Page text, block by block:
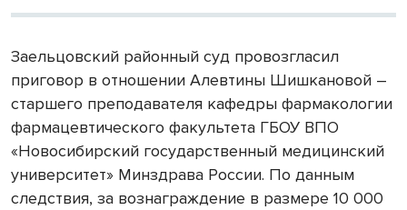
Заельцовский районный суд провозгласил
приговор в отношении Алевтины Шишкановой –
старшего преподавателя кафедры фармакологии
фармацевтического факультета ГБОУ ВПО
«Новосибирский государственный медицинский
университет» Минздрава России. По данным
следствия, за вознаграждение в размере 10 000